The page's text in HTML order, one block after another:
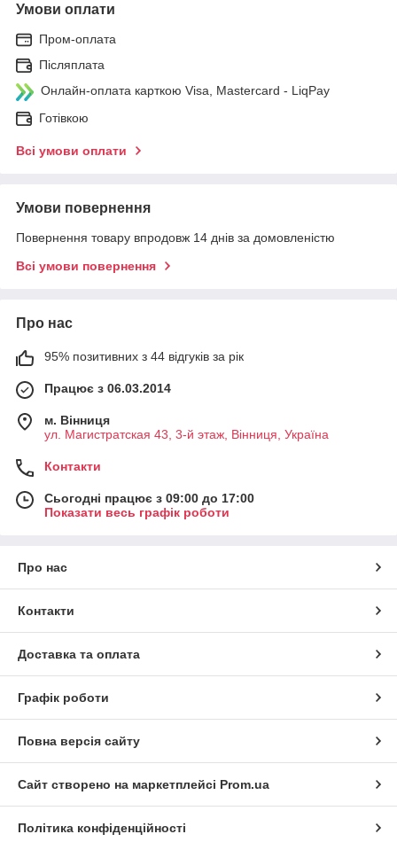
Умови оплати
Пром-оплата
Післяплата
Онлайн-оплата карткою Visa, Mastercard - LiqPay
Готівкою
Всі умови оплати
Умови повернення
Повернення товару впродовж 14 днів за домовленістю
Всі умови повернення
Про нас
95% позитивних з 44 відгуків за рік
Працює з 06.03.2014
м. Вінниця
ул. Магистратская 43, 3-й этаж, Вінниця, Україна
Контакти
Сьогодні працює з 09:00 до 17:00
Показати весь графік роботи
Про нас
Контакти
Доставка та оплата
Графік роботи
Повна версія сайту
Сайт створено на маркетплейсі Prom.ua
Політика конфіденційності